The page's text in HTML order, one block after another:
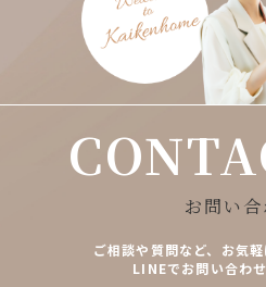
お問い合
ご相談や質問など、お気軽
LINEでお問い合わ